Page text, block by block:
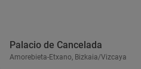
Palacio de Cancelada
Amorebieta-Etxano, Bizkaia/Vizcaya